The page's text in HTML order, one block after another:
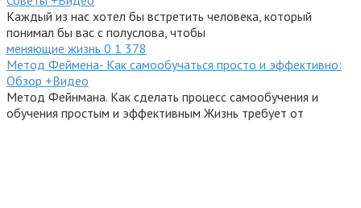
Каждый из нас хотел бы встретить человека, который
понимал бы вас с полуслова, чтобы
меняющие жизнь 0 1 378
Метод Феймена- Как самообучаться просто и эффективно:
Обзор +Видео
Метод Фейнмана. Как сделать процесс самообучения и
обучения простым и эффективным Жизнь требует от